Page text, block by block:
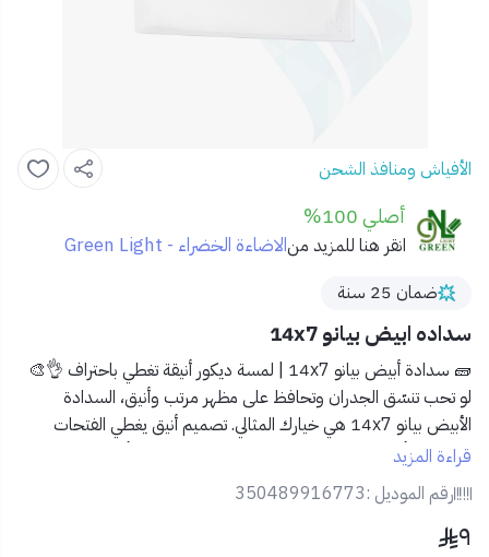
الأفياش ومنافذ الشحن
أصلي 100%
انقر هنا للمزيد منالاضاءة الخضراء - Green Light
ضمان 25 سنة
سداده ابيض بيانو 14x7
🧱 سدادة أبيض بيانو 14x7 | لمسة ديكور أنيقة تغطي باحتراف 👌🎨
لو تحب تنسّق الجدران وتحافظ على مظهر مرتب وأنيق، السدادة
الأبيض بيانو 14x7
هي خيارك المثالي. تصميم أنيق يغطي الفتحات
الكهربائية أو المربعات غير المستخدمة بكل احترافية وأناقة.
🔹 المميزات:
🎨 لون أبيض بيانو فخم ينسجم مع مختلف أنماط الديكور.
قراءة المزيد
رقم الموديل :350489916773
٩